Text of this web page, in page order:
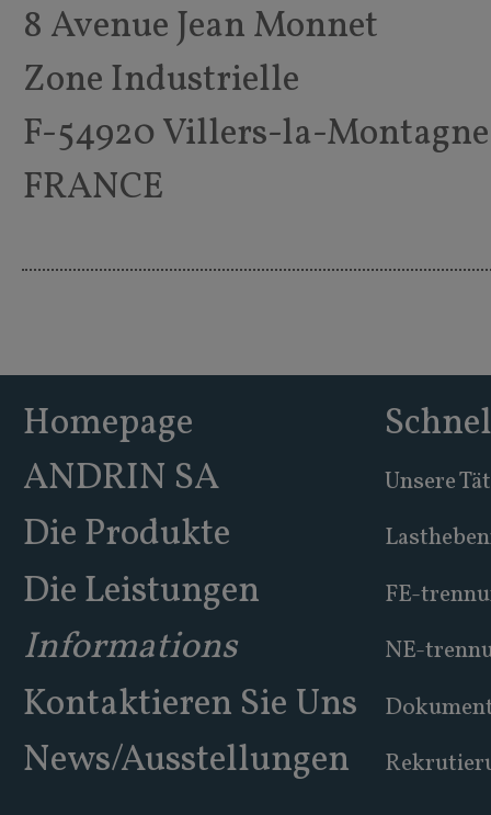
8 Avenue Jean Monnet
Zone Industrielle
F-54920 Villers-la-Montagne
FRANCE
Homepage
ANDRIN SA
Unsere
Die Produkte
Die Leistungen FE-
Informations NE-
Kontaktieren Sie Uns
News/Ausstellungen